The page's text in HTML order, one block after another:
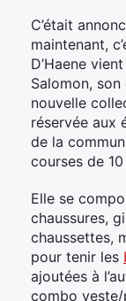
C’était
maintenant,
D’Haene
Salomon,
nouvelle
réservée aux
de la
courses de 10
Elle se
chaussures,
chaussettes,
pour tenir les
ajoutées à
combo